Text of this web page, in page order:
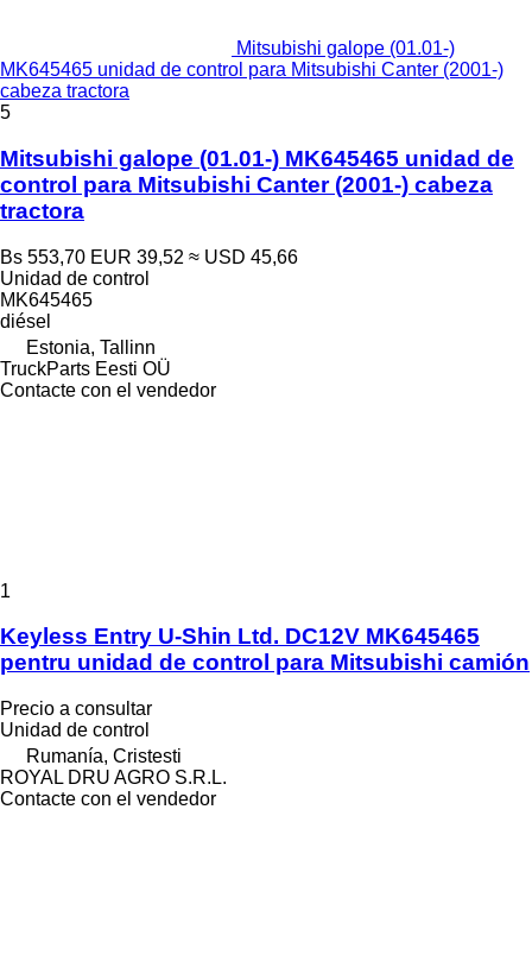
Mitsubishi galope (01.01-)
MK645465 unidad de control para Mitsubishi Canter (2001-)
cabeza tractora
5
Mitsubishi galope (01.01-) MK645465 unidad de
control para Mitsubishi Canter (2001-) cabeza
tractora
Bs 553,70 EUR 39,52 ≈ USD 45,66
Unidad de control
MK645465
diésel
Estonia, Tallinn
TruckParts Eesti OÜ
Contacte con el vendedor
1
Keyless Entry U-Shin Ltd. DC12V MK645465
pentru unidad de control para Mitsubishi camión
Precio a consultar
Unidad de control
Rumanía, Cristesti
ROYAL DRU AGRO S.R.L.
Contacte con el vendedor